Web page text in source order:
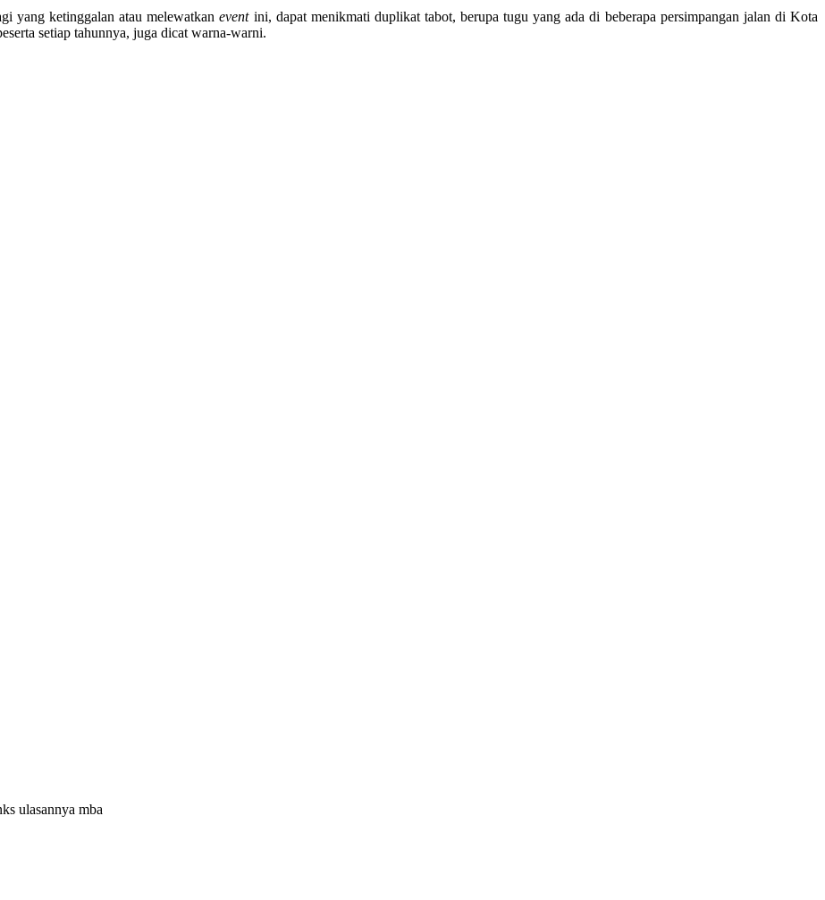
yang ketinggalan atau melewatkaneventini, dapat menikmati duplikat tabot, berupa tugu yang ada di beberapa persimpangan jalan di Kota
setiap tahunnya, juga dicat warna-warni.
ulasannya mba